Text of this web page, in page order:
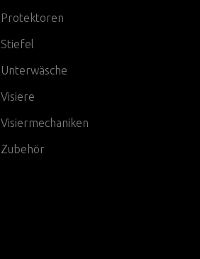
Protektoren
Stiefel
Unterwäsche
Visiere
Visiermechaniken
Zubehör